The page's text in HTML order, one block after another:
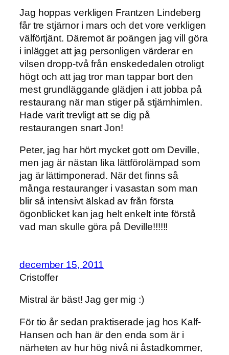
Jag hoppas verkligen Frantzen Lindeberg
får tre stjärnor i mars och det vore verkligen
välförtjänt. Däremot är poängen jag vill göra
i inlägget att jag personligen värderar en
vilsen dropp-två från enskededalen otroligt
högt och att jag tror man tappar bort den
mest grundläggande glädjen i att jobba på
restaurang när man stiger på stjärnhimlen.
Hade varit trevligt att se dig på
restaurangen snart Jon!
Peter, jag har hört mycket gott om Deville,
men jag är nästan lika lättförolämpad som
jag är lättimponerad. När det finns så
många restauranger i vasastan som man
blir så intensivt älskad av från första
ögonblicket kan jag helt enkelt inte förstå
vad man skulle göra på Deville!!!!!!
december 15, 2011
Cristoffer
Mistral är bäst! Jag ger mig :)
För tio år sedan praktiserade jag hos Kalf-
Hansen och han är den enda som är i
närheten av hur hög nivå ni åstadkommer,